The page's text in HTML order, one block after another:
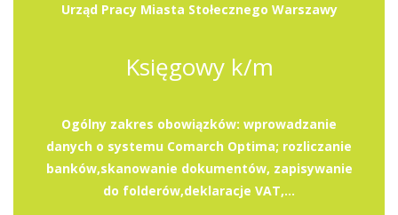
Urząd Pracy Miasta Stołecznego Warszawy
Księgowy k/m
Ogólny zakres obowiązków: wprowadzanie
danych o systemu Comarch Optima; rozliczanie
banków,skanowanie dokumentów, zapisywanie
do folderów,deklaracje VAT,...